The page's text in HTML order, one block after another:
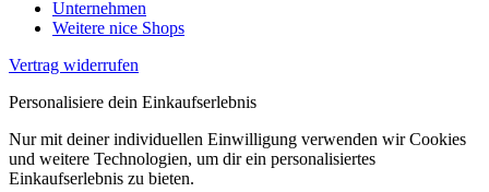
Unternehmen
Weitere nice Shops
Vertrag widerrufen
Personalisiere dein Einkaufserlebnis
Nur mit deiner individuellen Einwilligung verwenden wir Cookies
und weitere Technologien, um dir ein personalisiertes
Einkaufserlebnis zu bieten.